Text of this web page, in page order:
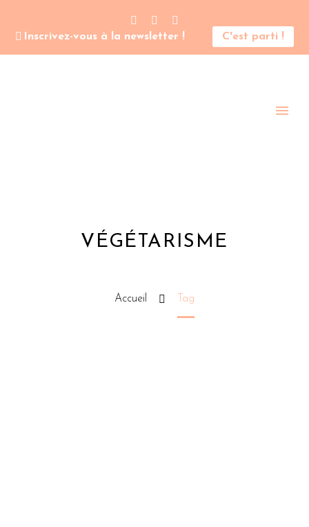
Inscrivez-vous à la newsletter ! C'est parti !
VÉGÉTARISME
Accueil Tag